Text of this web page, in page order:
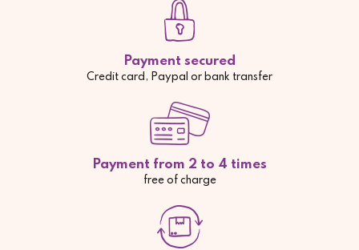
Payment secured
Credit card, Paypal or bank transfer
Payment from 2 to 4 times
free of charge